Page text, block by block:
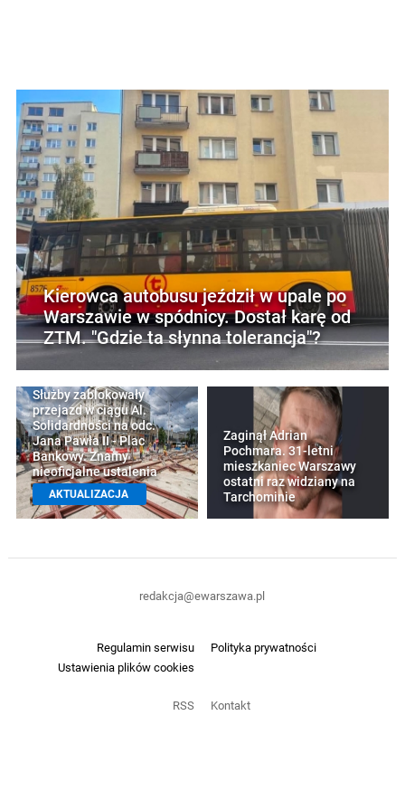
Kierowca autobusu jeździł w upale po
Warszawie w spódnicy. Dostał karę od
ZTM. "Gdzie ta słynna tolerancja"?
Służby zablokowały
przejazd w ciągu Al.
Solidardności na odc.
Jana Pawła II - Plac
Bankowy. Znamy
nieoficjalne ustalenia
AKTUALIZACJA
Zaginął Adrian
Pochmara. 31-letni
mieszkaniec Warszawy
ostatni raz widziany na
Tarchominie
Regulamin serwisu
Polityka prywatności
Ustawienia plików cookies
RSS Kontakt
redakcja@ewarszawa.pl